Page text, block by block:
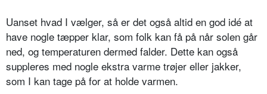
Uanset hvad I vælger, så er det også altid en god idé at
have nogle tæpper klar, som folk kan få på når solen går
ned, og temperaturen dermed falder. Dette kan også
suppleres med nogle ekstra varme trøjer eller jakker,
som I kan tage på for at holde varmen.